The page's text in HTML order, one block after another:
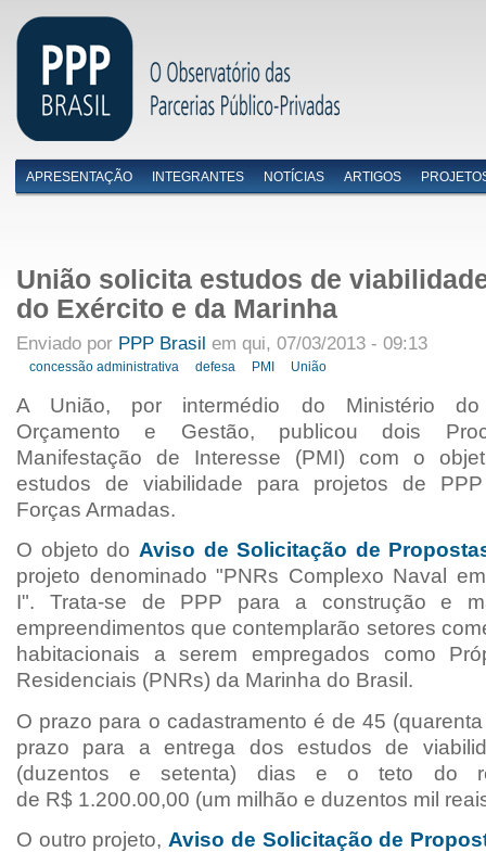
Menu primário
APRESENTAÇÃO INTEGRANTES NOTÍCIAS ARTIGOS
União solicita estudos de
do Exército e da Marinha
Enviado por PPP Brasil em qui, 07/03/2013 - 09:13
concessão administrativa defesa PMI União
A União, por intermédio do Ministério do
Orçamento e Gestão, publicou dois
Manifestação de Interesse (PMI) com o
estudos de viabilidade para projetos de
Forças Armadas.
O objeto do Aviso de Solicitação de
projeto denominado "PNRs Complexo Naval e
I". Trata-se de PPP para a construção e
empreendimentosque contemplarão setores
habitacionais a serem empregados como
Residenciais (PNRs) da Marinha do Brasil.
O prazo para o cadastramento é de 45
prazo para a entrega dos estudos de
(duzentos e setenta) dias e o teto do
de R$ 1.200.00,00 (um milhão e duzentos mil
O outro projeto, Aviso de Solicitação de